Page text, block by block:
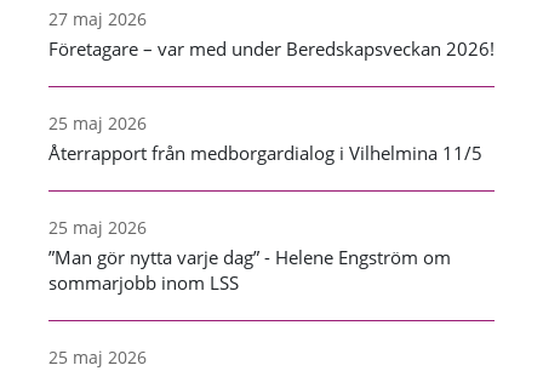
27 maj 2026
Företagare – var med under Beredskapsveckan 2026!
25 maj 2026
Återrapport från medborgardialog i Vilhelmina 11/5
25 maj 2026
”Man gör nytta varje dag” - Helene Engström om
sommarjobb inom LSS
25 maj 2026